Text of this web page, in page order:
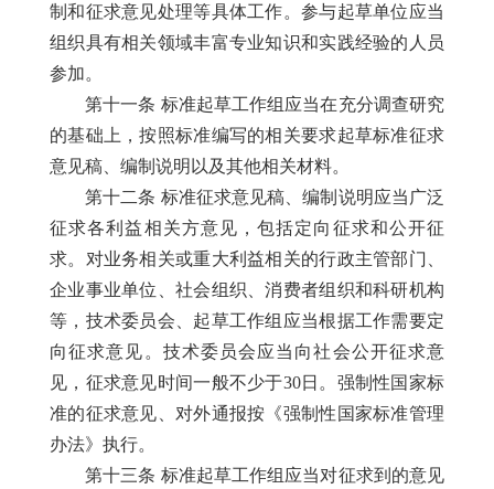
制和征求意见处理等具体工作。参与起草单位应当
组织具有相关领域丰富专业知识和实践经验的人员
参加。
第十一条 标准起草工作组应当在充分调查研究
的基础上，按照标准编写的相关要求起草标准征求
意见稿、编制说明以及其他相关材料。
第十二条 标准征求意见稿、编制说明应当广泛
征求各利益相关方意见，包括定向征求和公开征
求。对业务相关或重大利益相关的行政主管部门、
企业事业单位、社会组织、消费者组织和科研机构
等，技术委员会、起草工作组应当根据工作需要定
向征求意见。技术委员会应当向社会公开征求意
见，征求意见时间一般不少于30日。强制性国家标
准的征求意见、对外通报按《强制性国家标准管理
办法》执行。
第十三条 标准起草工作组应当对征求到的意见